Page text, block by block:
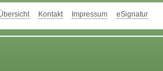
Kontakt Impressum eSignatur